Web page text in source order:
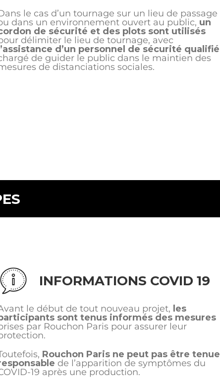
le cas d’un tournage sur un lieu de passage
dans un environnement ouvert au public, un
de sécurité et des plots sont utilisés
délimiter le lieu de tournage, avec
l’assistance d’un personnel de sécurité qualifié
de guider le public dans le maintien des
de distanciations sociales.
INFORMATIONS COVID 19
le début de tout nouveau projet, les
sont tenus informés des mesures
par Rouchon Paris pour assurer leur
Rouchon Paris ne peut pas être tenue
de l’apparition de symptômes du
19 après une production.